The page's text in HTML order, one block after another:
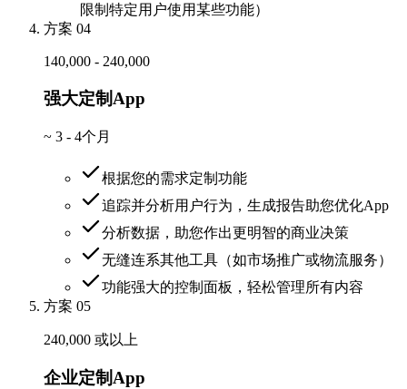
限制特定用户使用某些功能）
方案 04
140,000 - 240,000
强大定制App
~ 3 - 4个月
根据您的需求定制功能
追踪并分析用户行为，生成报告助您优化App
分析数据，助您作出更明智的商业决策
无缝连系其他工具（如市场推广或物流服务）
功能强大的控制面板，轻松管理所有内容
方案 05
240,000 或以上
企业定制App